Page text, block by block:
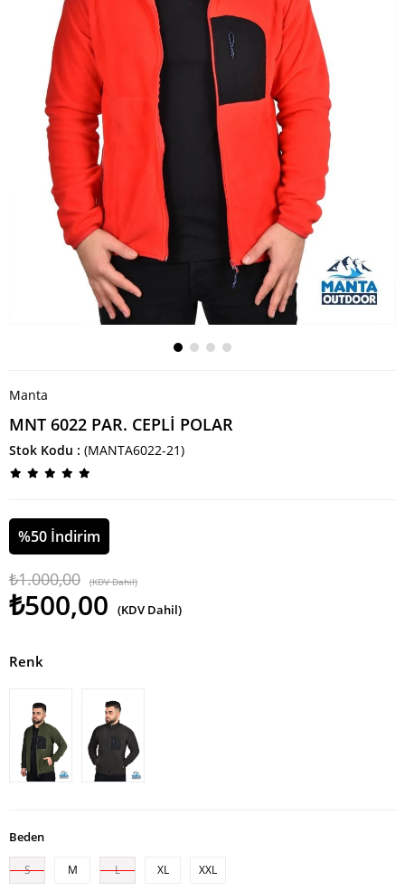
Manta
MNT 6022 PAR. CEPLİ POLAR
Stok Kodu (MANTA6022-21)
%50 İndirim
₺1.000,00 (KDV Dahil)
₺500,00 (KDV Dahil)
Renk
Beden
S M L XL XXL